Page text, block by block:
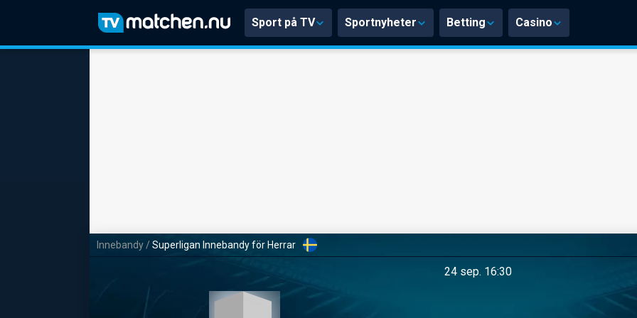
Sport på TV Sportnyheter Betting Casino
Innebandy /Superligan Innebandy för Herrar
24 sep. 16:30